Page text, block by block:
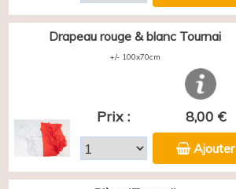
Drapeau rouge & blanc Tournai
+/- 100x70cm
Prix : 8,00 €
Ajouter